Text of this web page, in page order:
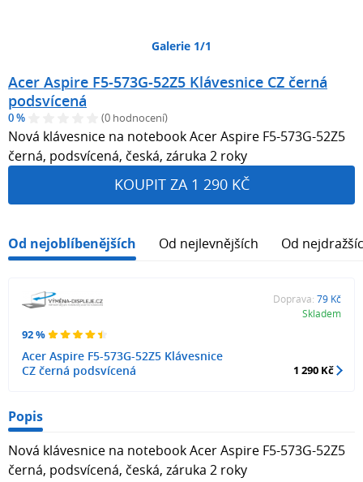
Galerie 1/1
Acer Aspire F5-573G-52Z5 Klávesnice CZ černá
podsvícená
0 % (0 hodnocení)
Nová klávesnice na notebook Acer Aspire F5-573G-52Z5
černá, podsvícená, česká, záruka 2 roky
KOUPIT ZA 1 290 KČ
Od nejoblíbenějších Od nejlevnějších Od
92 %
Acer Aspire F5-573G-52Z5 Klávesnice
CZ černá podsvícená
Doprava: 79 Kč
Skladem
1 290 Kč
Popis
Nová klávesnice na notebook Acer Aspire F5-573G-52Z5
černá, podsvícená, česká, záruka 2 roky